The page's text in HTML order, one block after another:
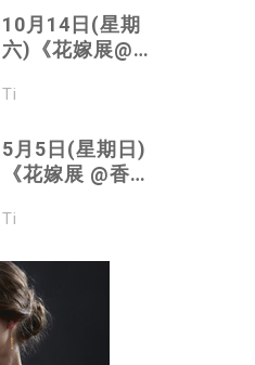
10月14日(星期
六)《花嫁展@香
店》尖沙咀創意
咀婚宴每席低至
港幣$9,499起*
日子婚宴滿15席
｜親臨Merryme
攤位可獲主題
lollipop｜立即登
記
Ti
5月5日(星期日)
《花嫁展 @香港
最人氣輕奢華婚
色婚禮場地開放
｜Pet friendly婚
禮場地｜立即登
記
Ti